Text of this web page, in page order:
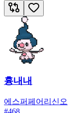
흉내내
에스퍼페어리 신오